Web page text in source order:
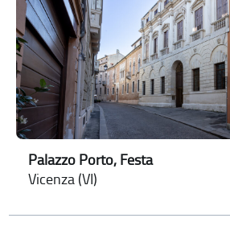
Palazzo Porto, Festa
Vicenza (VI)